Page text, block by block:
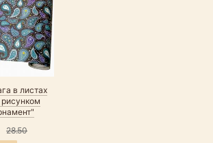
в листах
28.50